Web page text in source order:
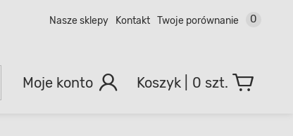
Nasze sklepy Kontakt Twoje porównanie 0
Moje konto 0 szt.